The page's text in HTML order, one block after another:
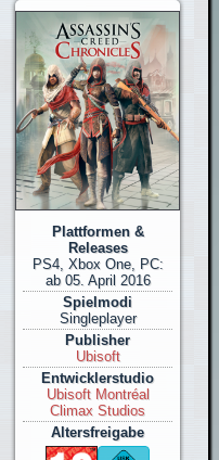
Plattformen &
Releases
PS4, Xbox One, PC:
ab 05. April 2016
Spielmodi
Singleplayer
Publisher
Ubisoft
Entwicklerstudio
Ubisoft Montréal
Climax Studios
Altersfreigabe